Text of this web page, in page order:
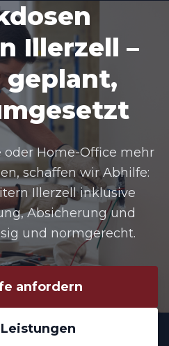
Illerzell –
geplant,
oder Home-Office mehr
schaffen wir Abhilfe:
Illerzellinklusive
Absicherung und
und normgerecht.
anfordern